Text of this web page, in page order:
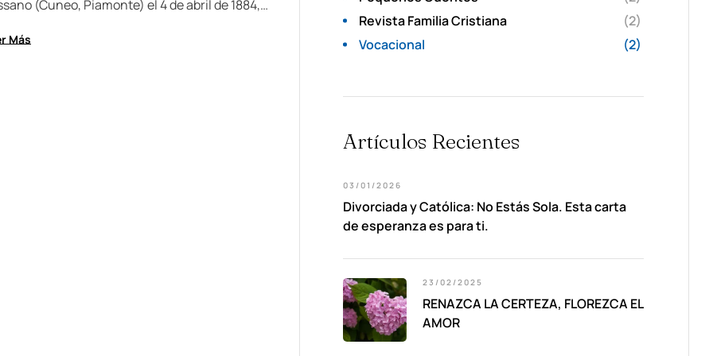
(Cuneo, Piamonte) el 4 de abril de 1884,
de 1900 ingresó en el…
Más
Revista Familia Cristiana
(2)
Vocacional
(2)
Artículos Recientes
Divorciada y Católica: No Estás Sola. Esta carta
de esperanza es para ti.
03/01/2026
RENAZCA LA CERTEZA, FLOREZCA EL
AMOR
23/02/2025